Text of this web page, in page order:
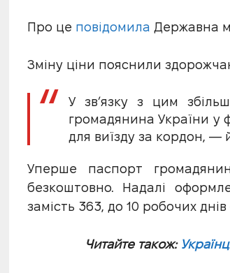
Про це повідомила Державна
Зміну ціни пояснили
У звʼязку з цим
громадянина України у
для виїзду за кордон, —
Уперше паспорт
безкоштовно. Надалі
замість 363, до 10 робочих
Читайте також: